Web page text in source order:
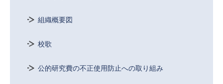
組織概要図
校歌
公的研究費の不正使用防止への取り組み